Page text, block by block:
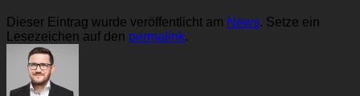
Dieser Eintrag wurde veröffentlicht am News. Setze ein
Lesezeichen auf den permalink.